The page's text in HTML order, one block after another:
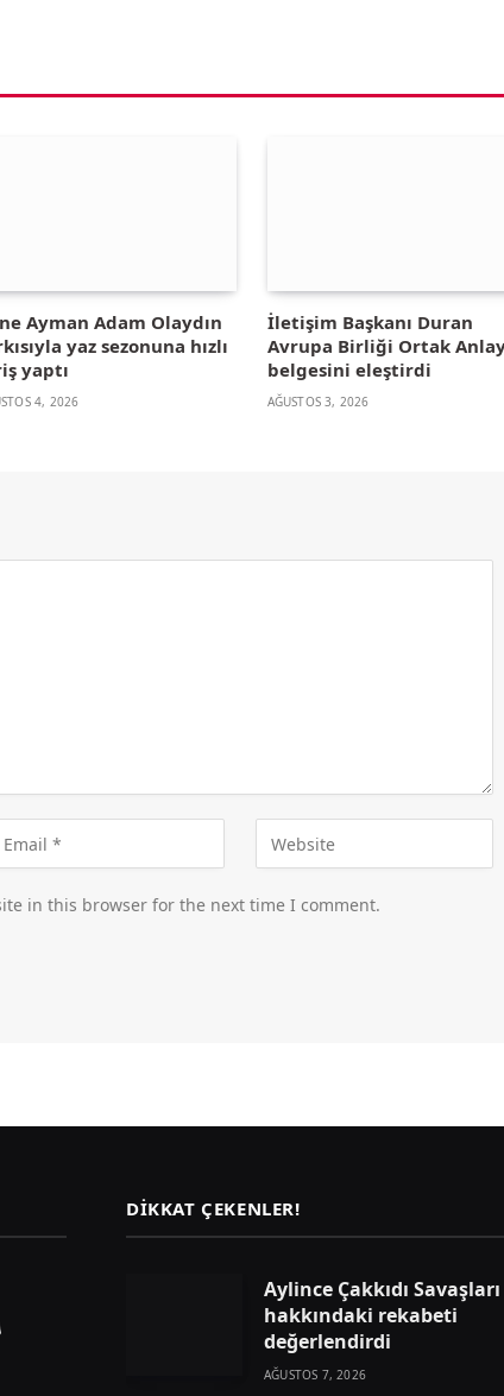
Ayman Adam Olaydın
yaz sezonuna hızlı
yaptı
4, 2026
İletişim Başkanı Duran
Avrupa Birliği Ortak
belgesini eleştirdi
AĞUSTOS 3, 2026
in this browser for the next time I comment.
DIKKAT ÇEKENLER!
Aylince Çakkıdı Savaşları
hakkındaki rekabeti
değerlendirdi
AĞUSTOS 7, 2026